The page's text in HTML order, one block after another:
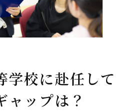
学校に赴任して
ャップは？